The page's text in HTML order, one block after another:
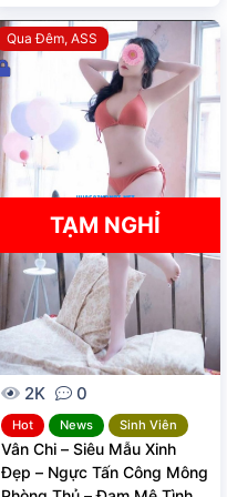
Qua Đêm ASS
Đ
k
h
ó
TẠM NGHỈ
2K 0
Hot News Sinh Viên
Vân Chi – Siêu Mẫu Xinh
Đẹp – Ngực Tấn Công Mông